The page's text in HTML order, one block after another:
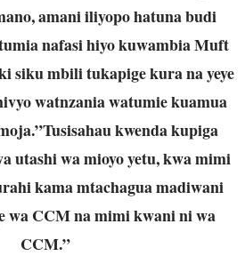
amani iliyopo hatuna budi
nafasi hiyo kuwambia Muft
siku mbili tukapige kura na yeye
watnzania watumie kuamua
kwenda kupiga
utashi wa mioyo yetu, kwa mimi
kama mtachagua madiwani
wa CCM na mimi kwani ni wa
CCM.”